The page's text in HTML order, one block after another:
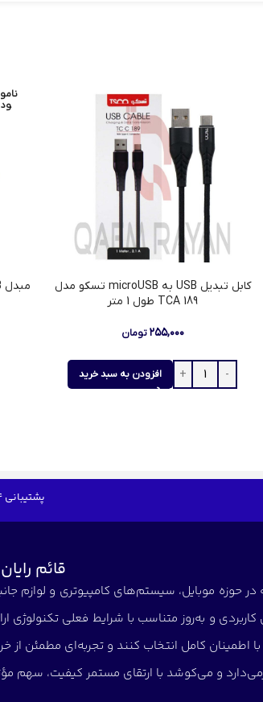
کابل تبدیل USB به microUSB تسکو مدل
TCA 189 طول 1 متر
۲۵۵,۰۰۰ تومان
افزودن به سبد خرید
ود
پشتیبانی 24 ساعته
قائم
حوزه موبایل، سیستم‌های کامپیوتری و لوازم
و به‌روز متناسب با شرایط فعلی تکنولوژی
اطمینان کامل انتخاب کنند و تجربه‌ای مطمئن
و می‌کوشد با ارتقای مستمر کیفیت، سهم